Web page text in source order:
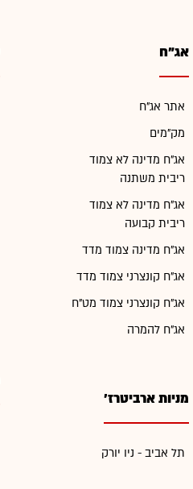
אג"ח
אתר אג"ח
מק"מים
אג"ח מדינה לא צמוד
ריבית משתנה
אג"ח מדינה לא צמוד
ריבית קבועה
אג"ח מדינה צמוד מדד
אג"ח קונצרני צמוד מדד
אג"ח קונצרני צמוד מט"ח
אג"ח להמרה
מניות ארביטרז'
תל אביב - ניו יורק